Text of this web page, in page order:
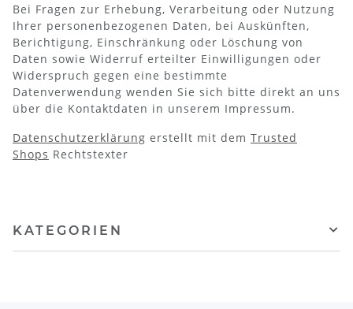
Bei Fragen zur Erhebung, Verarbeitung oder Nutzung
Ihrer personenbezogenen Daten, bei Auskünften,
Berichtigung, Einschränkung oder Löschung von
Daten sowie Widerruf erteilter Einwilligungen oder
Widerspruch gegen eine bestimmte
Datenverwendung wenden Sie sich bitte direkt an uns
über die Kontaktdaten in unserem Impressum.
Datenschutzerklärung erstellt mit dem Trusted
Shops Rechtstexter
KATEGORIEN